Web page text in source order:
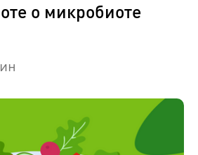
о микробиоте